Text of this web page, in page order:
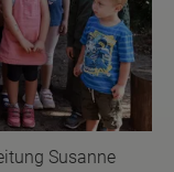
Susanne